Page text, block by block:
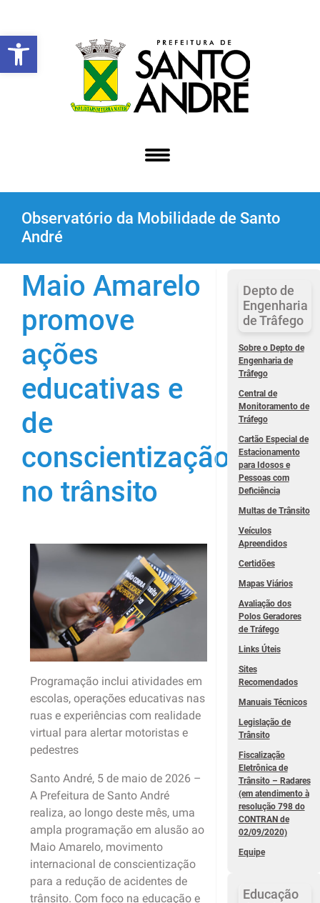
Abrir a barra de ferramentas
Observatório da Mobilidade de Santo
André
Maio Amarelo
promove
ações
educativas e
de
conscientização
no trânsito
Programação inclui atividades em
escolas, operações educativas nas
ruas e experiências com realidade
virtual para alertar motoristas e
pedestres
Santo André, 5 de maio de 2026 –
A Prefeitura de Santo André
realiza, ao longo deste mês, uma
ampla programação em alusão ao
Maio Amarelo, movimento
internacional de conscientização
para a redução de acidentes de
trânsito. Com foco na educação e
Depto de
Engenharia
de Trâfego
Sobre o Depto de
Engenharia de
Trâfego
Central de
Monitoramento de
Tráfego
Cartão Especial de
Estacionamento
para Idosos e
Pessoas com
Deficiência
Multas de Trânsito
Veículos
Apreendidos
Certidões
Mapas Viários
Avaliação dos
Polos Geradores
de Tráfego
Links Úteis
Sites
Recomendados
Manuais Técnicos
Legislação de
Trânsito
Fiscalização
Eletrônica de
Trânsito – Radares
(em atendimento à
resolução 798 do
CONTRAN de
02/09/2020)
Equipe
Educação